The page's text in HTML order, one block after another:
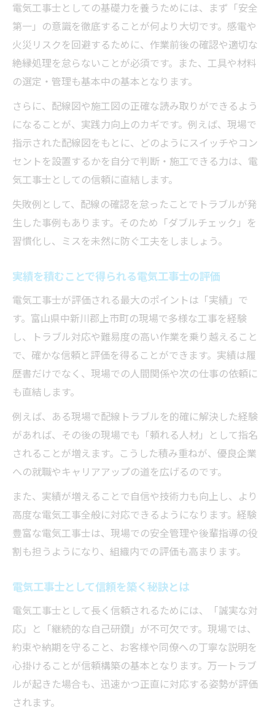
電気工事士としての基礎力を養うためには、まず「安全
第一」の意識を徹底することが何より大切です。感電や
火災リスクを回避するために、作業前後の確認や適切な
絶縁処理を怠らないことが必須です。また、工具や材料
の選定・管理も基本中の基本となります。
さらに、配線図や施工図の正確な読み取りができるよう
になることが、実践力向上のカギです。例えば、現場で
指示された配線図をもとに、どのようにスイッチやコン
セントを設置するかを自分で判断・施工できる力は、電
気工事士としての信頼に直結します。
失敗例として、配線の確認を怠ったことでトラブルが発
生した事例もあります。そのため「ダブルチェック」を
習慣化し、ミスを未然に防ぐ工夫をしましょう。
実績を積むことで得られる電気工事士の評価
電気工事士が評価される最大のポイントは「実績」で
す。富山県中新川郡上市町の現場で多様な工事を経験
し、トラブル対応や難易度の高い作業を乗り越えること
で、確かな信頼と評価を得ることができます。実績は履
歴書だけでなく、現場での人間関係や次の仕事の依頼に
も直結します。
例えば、ある現場で配線トラブルを的確に解決した経験
があれば、その後の現場でも「頼れる人材」として指名
されることが増えます。こうした積み重ねが、優良企業
への就職やキャリアアップの道を広げるのです。
また、実績が増えることで自信や技術力も向上し、より
高度な電気工事全般に対応できるようになります。経験
豊富な電気工事士は、現場での安全管理や後輩指導の役
割も担うようになり、組織内での評価も高まります。
電気工事士として信頼を築く秘訣とは
電気工事士として長く信頼されるためには、「誠実な対
応」と「継続的な自己研鑽」が不可欠です。現場では、
約束や納期を守ること、お客様や同僚への丁寧な説明を
心掛けることが信頼構築の基本となります。万一トラブ
ルが起きた場合も、迅速かつ正直に対応する姿勢が評価
されます。